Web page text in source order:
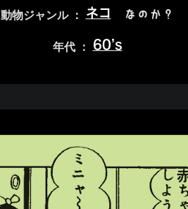
動物ジャンル ： ネコ なのか？
年代 ： 60’s